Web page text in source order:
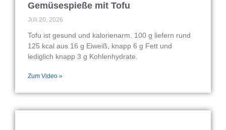
Gemüsespieße mit Tofu
Juli 20, 2026
Tofu ist gesund und kalorienarm. 100 g liefern rund
125 kcal aus 16 g Eiweiß, knapp 6 g Fett und
lediglich knapp 3 g Kohlenhydrate.
Zum Video »